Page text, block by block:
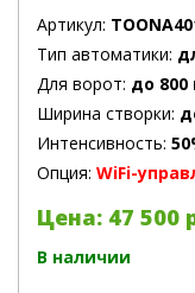
Артикул:
Тип автоматики:
Для ворот: до 800
Ширина створки:
Интенсивность:
Опция: WiFi-
Цена: 47 500
В наличии